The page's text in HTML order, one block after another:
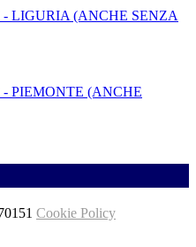
LIGURIA (ANCHE SENZA
PIEMONTE (ANCHE
Cookie Policy